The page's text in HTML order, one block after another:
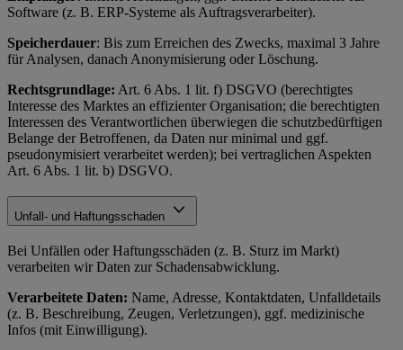
Software (z. B. ERP-Systeme als Auftragsverarbeiter).
Speicherdauer: Bis zum Erreichen des Zwecks, maximal 3 Jahre
für Analysen, danach Anonymisierung oder Löschung.
Rechtsgrundlage: Art. 6 Abs. 1 lit. f) DSGVO (berechtigtes
Interesse des Marktes an effizienter Organisation; die berechtigten
Interessen des Verantwortlichen überwiegen die schutzbedürftigen
Belange der Betroffenen, da Daten nur minimal und ggf.
pseudonymisiert verarbeitet werden); bei vertraglichen Aspekten
Art. 6 Abs. 1 lit. b) DSGVO.
Unfall- und Haftungsschaden
Bei Unfällen oder Haftungsschäden (z. B. Sturz im Markt)
verarbeiten wir Daten zur Schadensabwicklung.
Verarbeitete Daten: Name, Adresse, Kontaktdaten, Unfalldetails
(z. B. Beschreibung, Zeugen, Verletzungen), ggf. medizinische
Infos (mit Einwilligung).